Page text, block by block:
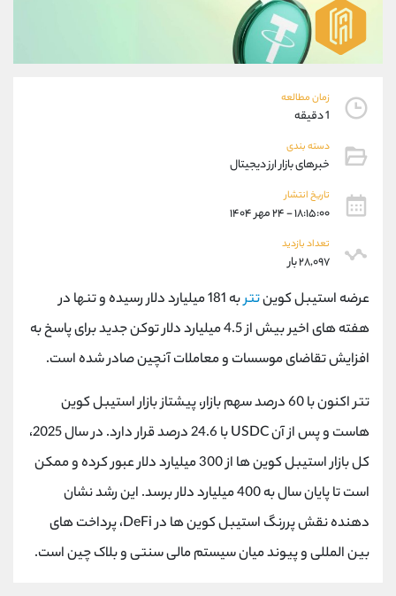
زمان مطالعه
1 دقیقه
دسته بندی
خبرهای بازار ارز دیجیتال
تاریخ انتشار
۱۸:۱۵:۰۰ - ۲۴ مهر ۱۴۰۴
تعداد بازدید
۲۸,۰۹۷ بار
عرضه استیبل کوینتتر
به 181 میلیارد دلار رسیده و تنها در
هفته های اخیر بیش از 4.5 میلیارد دلار توکن جدید برای پاسخ به
افزایش تقاضای موسسات و معاملات آنچین صادر شده است.
تتر اکنون با 60 درصد سهم بازار، پیشتاز بازار استیبل کوین
هاست و پس از آن USDC با 24.6 درصد قرار دارد. در سال 2025،
کل بازار استیبل کوین ها از 300 میلیارد دلار عبور کرده و ممکن
است تا پایان سال به 400 میلیارد دلار برسد. این رشد نشان
دهنده نقش پررنگ استیبل کوین ها در DeFi، پرداخت های
بین المللی و پیوند میان سیستم مالی سنتی و بلاک چین است.
واتساپ
تلگرام
پشتیبان فروش
موبایل
واتساپ
تلگرام
داخلی
اطلاعات تماس (دفتر فروش)
تلفن 021-22021030
بدون پیش شماره 90001030
اینستاگرام @alireza.mehrabii
کانال بله @alirezamehrabi_official